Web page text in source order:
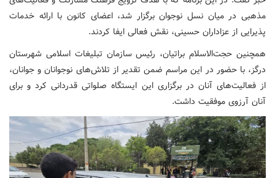
مذهبی در میان نسل نوجوان برگزار شد، اعضای کانون با ارائه خدمات
پذیرایی از عزاداران حسینی، نقش فعالی ایفا کردند.
همچنین حجت‌الاسلام براتیان، رئیس سازمان تبلیغات اسلامی شهرستان
درگز، با حضور در این مراسم ضمن تقدیر از تلاش‌های نوجوانان و جوانان،
از فعالیت‌های آنان در برگزاری این ایستگاه صلواتی قدردانی کرد و برای
آنان آرزوی موفقیت داشت.